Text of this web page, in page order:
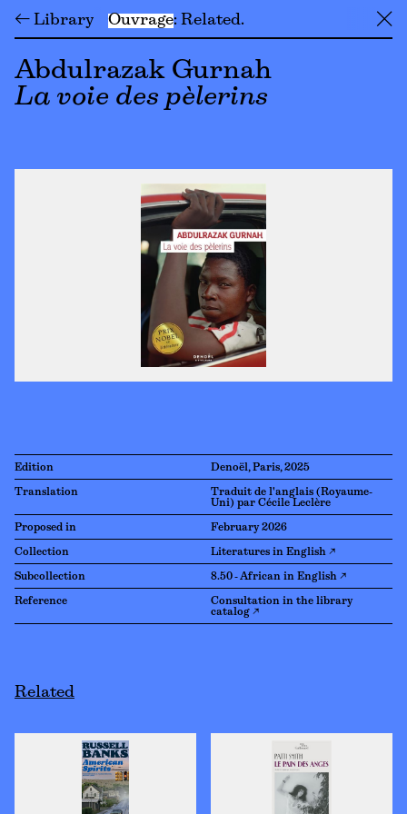
← Library Ouvrage Related ╳
Abdulrazak Gurnah
La voie des pèlerins
Edition Denoël, Paris, 2025
Translation
Traduit de l'anglais (Royaume-
Uni) par Cécile Leclère
Proposed in February 2026
Collection Literatures in English ↗
Subcollection 8.50 - African in English ↗
Reference
Consultation in the library
catalog ↗
Related